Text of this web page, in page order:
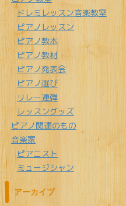
ドレミレッスン音楽教室
ピアノレッスン
ピアノ教本
ピアノ教材
ピアノ発表会
ピアノ選び
リレー連弾
レッスングッズ
ピアノ関連のもの
音楽家
ピアニスト
ミュージシャン
アーカイブ